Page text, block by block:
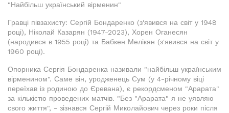
"Найбільш український вірменин"
Гравці півзахисту: Сергій Бондаренко (з'явився на світ у 1948
році), Ніколай Казарян (1947-2023), Хорен Оганесян
(народився в 1955 році) та Бабкен Мелікян (з'явився на світ у
1960 році).
Опорника Сергія Бондаренка називали "найбільш українським
вірменином". Саме він, уродженець Сум (у 4-річному віці
переїхав із родиною до Єревана), є рекордсменом "Арарата"
за кількістю проведених матчів. "Без "Арарата" я не уявляю
свого життя", - зізнався Сергій Миколайович через роки після